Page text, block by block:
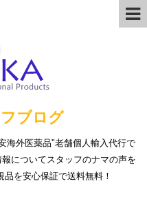
ブログ
海外医薬品"老舗個人輸入代行で
についてスタッフのナマの声を
を安心保証で送料無料！